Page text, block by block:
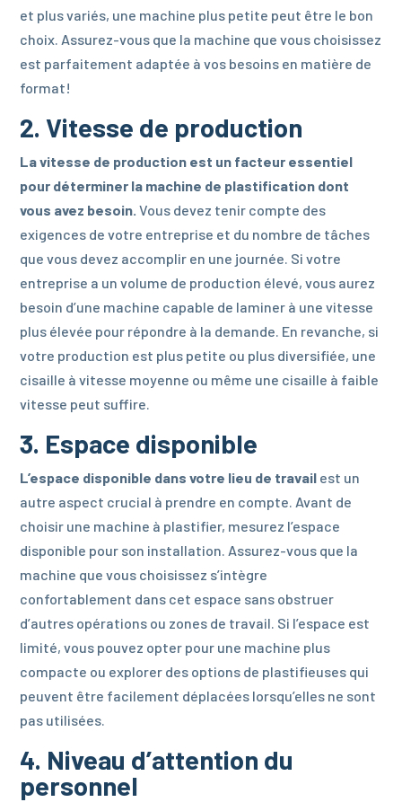
et plus variés, une machine plus petite peut être le bon
choix. Assurez-vous que la machine que vous choisissez
est parfaitement adaptée à vos besoins en matière de
format!
2. Vitesse de production
La vitesse de production est un facteur essentiel
pour déterminer la machine de plastification dont
vous avez besoin. Vous devez tenir compte des
exigences de votre entreprise et du nombre de tâches
que vous devez accomplir en une journée. Si votre
entreprise a un volume de production élevé, vous aurez
besoin d’une machine capable de laminer à une vitesse
plus élevée pour répondre à la demande. En revanche, si
votre production est plus petite ou plus diversifiée, une
cisaille à vitesse moyenne ou même une cisaille à faible
vitesse peut suffire.
3. Espace disponible
L’espace disponible dans votre lieu de travail est un
autre aspect crucial à prendre en compte. Avant de
choisir une machine à plastifier, mesurez l’espace
disponible pour son installation. Assurez-vous que la
machine que vous choisissez s’intègre
confortablement dans cet espace sans obstruer
d’autres opérations ou zones de travail. Si l’espace est
limité, vous pouvez opter pour une machine plus
compacte ou explorer des options de plastifieuses qui
peuvent être facilement déplacées lorsqu’elles ne sont
pas utilisées.
4. Niveau d’attention du
personnel